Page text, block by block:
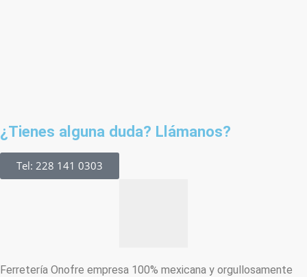
¿Tienes alguna duda? Llámanos?
Tel: 228 141 0303
Ferretería Onofre empresa 100% mexicana y orgullosamente